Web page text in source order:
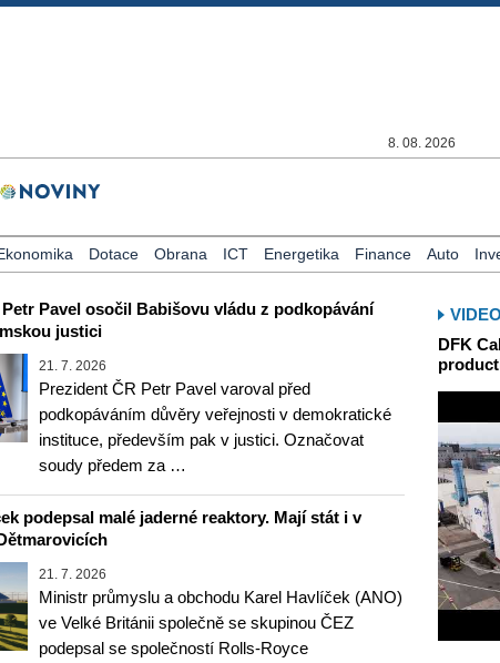
8. 08. 2026
Dotace Obrana ICT Energetika Finance Auto
Pavel osočil Babišovu vládu z podkopávání
justici
21. 7. 2026
Prezident ČR Petr Pavel varoval před
podkopáváním důvěry veřejnosti v demokratické
instituce, především pak v justici. Označovat
soudy předem za …
podepsal malé jaderné reaktory. Mají stát i v
21. 7. 2026
Ministr průmyslu a obchodu Karel Havlíček (ANO)
ve Velké Británii společně se skupinou ČEZ
podepsal se společností Rolls-Royce
VIDEO
DFK